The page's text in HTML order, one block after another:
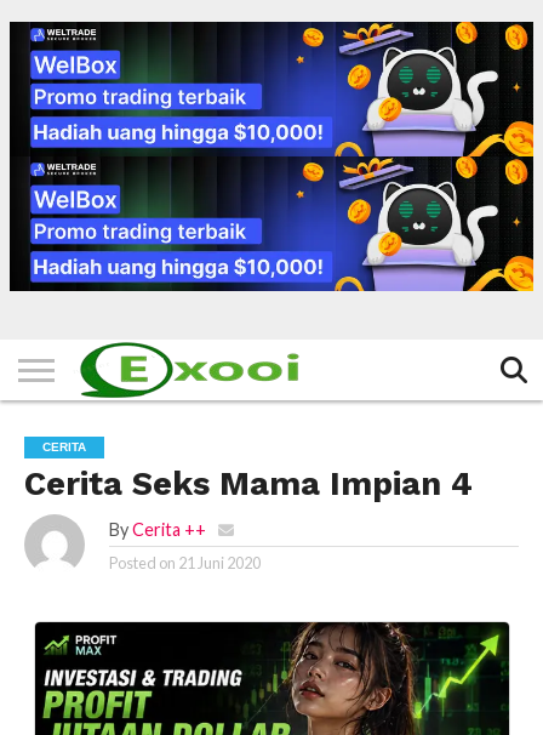
HOME
FILTER
BERITA
BIODATA
CERITA
CERPEN
EKSKLUSIF
FOTO
VIDEO
TIPS
MORE
CERITA
Cerita Seks Mama Impian 4
By Cerita ++
Posted on 21 Juni 2020